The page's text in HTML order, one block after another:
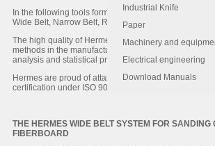
Industrial Knife
Paper
Machinery and
Electrical engineering
Download Manuals
In the following tools form:
Wide Belt, Narrow Belt, Roll, Discs, Sheet, Etc.
The high quality of Hermes is guaranteed by using
methods in the manufacturing process, such as
analysis and statistical process control methods.
Hermes are proud of attaining ISO 9002 Certification
certification under ISO 9001 standards in March of
THE HERMES WIDE BELT SYSTEM FOR
FIBERBOARD